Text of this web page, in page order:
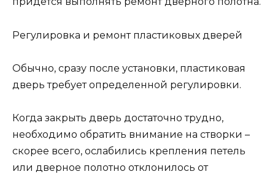
Регулировка и ремонт пластиковых дверей
Обычно, сразу после установки, пластиковая
дверь требует определенной регулировки.
Когда закрыть дверь достаточно трудно,
необходимо обратить внимание на створки –
скорее всего, ослабились крепления петель
или дверное полотно отклонилось от